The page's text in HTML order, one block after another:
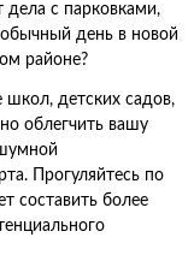
дела с парковками,
день в новой
районе?
школ, детских садов,
облегчить вашу
Прогуляйтесь по
составить более